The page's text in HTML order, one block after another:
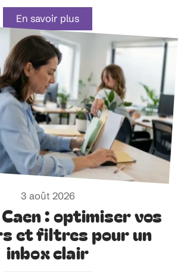
En savoir plus
3 août 2026
: optimiser vos
et filtres pour un
inbox clair